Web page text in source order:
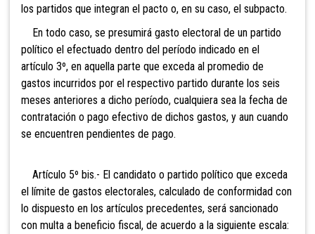
los partidos que integran el pacto o, en su caso, el subpacto.
En todo caso, se presumirá gasto electoral de un partido
político el efectuado dentro del período indicado en el
artículo 3º, en aquella parte que exceda al promedio de
gastos incurridos por el respectivo partido durante los seis
meses anteriores a dicho período, cualquiera sea la fecha de
contratación o pago efectivo de dichos gastos, y aun cuando
se encuentren pendientes de pago.
Artículo 5º bis.- El candidato o partido político que exceda
el límite de gastos electorales, calculado de conformidad con
lo dispuesto en los artículos precedentes, será sancionado
con multa a beneficio fiscal, de acuerdo a la siguiente escala: